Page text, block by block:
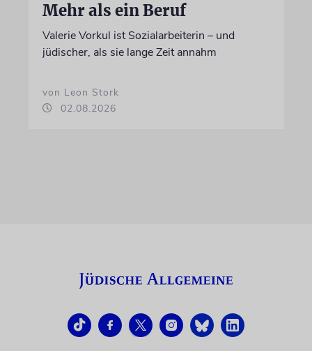
Mehr als ein Beruf
Valerie Vorkul ist Sozialarbeiterin – und
jüdischer, als sie lange Zeit annahm
von Leon Stork
02.08.2026